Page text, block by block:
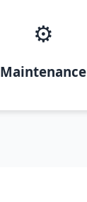
⚙️
Maintenance